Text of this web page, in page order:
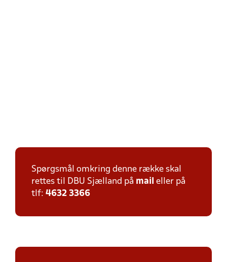
Spørgsmål omkring denne række skal
rettes til DBU Sjælland på mail eller på
tlf: 4632 3366